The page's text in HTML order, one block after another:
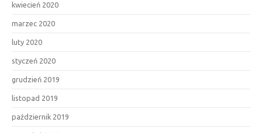
kwiecień 2020
marzec 2020
luty 2020
styczeń 2020
grudzień 2019
listopad 2019
październik 2019